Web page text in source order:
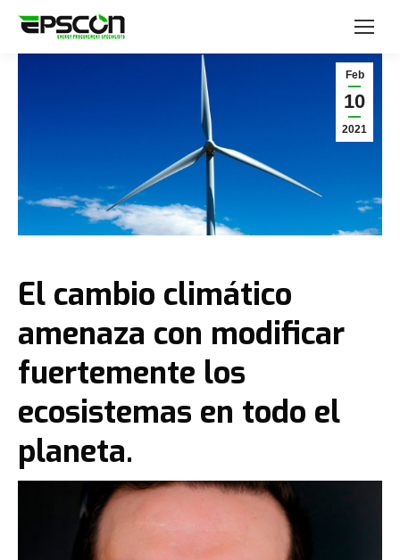
Feb
10
2021
El cambio climático
amenaza con modificar
fuertemente los
ecosistemas en todo el
planeta.